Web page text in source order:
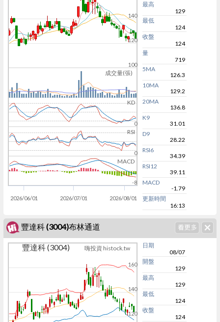
成交量(張)
KD
RSI
MACD
2026/06/01 2026/07/01 2026/08/01
100
120
140
0
0
-8
最高
129
最低
124
收盤
124
量
719
5MA
126.3
10MA
129.2
20MA
136.8
K9
31.01
D9
28.22
RSI6
34.39
RSI12
39.11
MACD
-1.79
更新時間
16:13
豐達科 (3004)布林通道
豐達科 (3004) 嗨投資 histock.tw
120
140
160
日期
08/07
開盤
129
最高
129
最低
124
收盤
124